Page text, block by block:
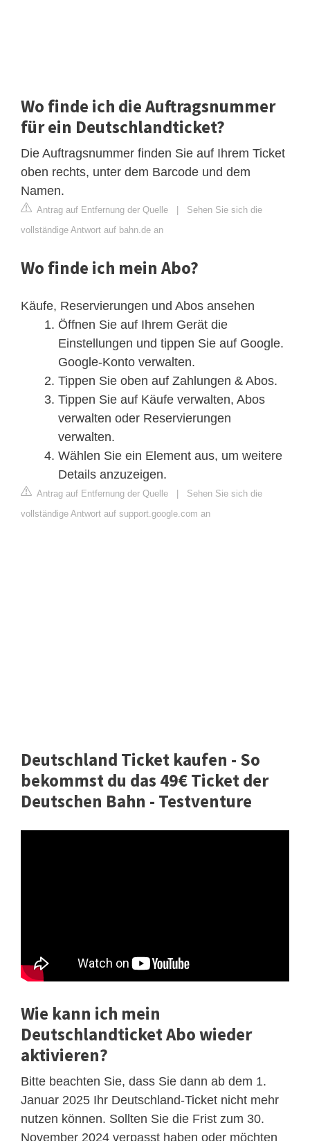
Wo finde ich die Auftragsnummer
für ein Deutschlandticket?
Die Auftragsnummer finden Sie auf Ihrem Ticket
oben rechts, unter dem Barcode und dem
Namen.
Antrag auf Entfernung der Quelle
Sehen Sie sich die
vollständige Antwort auf bahn.de an
Wo finde ich mein Abo?
Käufe, Reservierungen und Abos ansehen
Öffnen Sie auf Ihrem Gerät die
Einstellungen und tippen Sie auf Google.
Google-Konto verwalten.
Tippen Sie oben auf Zahlungen & Abos.
Tippen Sie auf Käufe verwalten, Abos
verwalten oder Reservierungen
verwalten.
Wählen Sie ein Element aus, um weitere
Details anzuzeigen.
Antrag auf Entfernung der Quelle
Sehen Sie sich die
vollständige Antwort auf support.google.com an
Deutschland Ticket kaufen - So
bekommst du das 49€ Ticket der
Deutschen Bahn - Testventure
Wie kann ich mein
Deutschlandticket Abo wieder
aktivieren?
Bitte beachten Sie, dass Sie dann ab dem 1.
Januar 2025 Ihr Deutschland-Ticket nicht mehr
nutzen können. Sollten Sie die Frist zum 30.
November 2024 verpasst haben oder möchten